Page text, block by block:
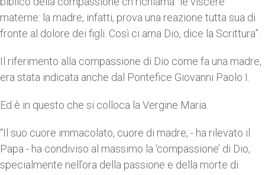
materne: la madre, infatti, prova una reazione tutta sua di
fronte al dolore dei figli. Così ci ama Dio, dice la Scrittura”.
Il riferimento alla compassione di Dio come fa una madre,
era stata indicata anche dal Pontefice Giovanni Paolo I.
Ed è in questo che si colloca la Vergine Maria.
“Il suo cuore immacolato, cuore di madre, - ha rilevato il
Papa - ha condiviso al massimo la ‘compassione’ di Dio,
specialmente nell’ora della passione e della morte di